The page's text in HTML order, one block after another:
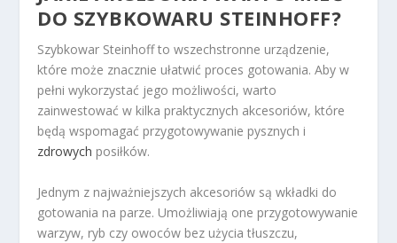
DO SZYBKOWARU STEINHOFF?
Szybkowar Steinhoff to wszechstronne urządzenie,
które może znacznie ułatwić proces gotowania. Aby w
pełni wykorzystać jego możliwości, warto
zainwestować w kilka praktycznych akcesoriów, które
będą wspomagać przygotowywanie pysznych i
zdrowych posiłków.
Jednym z najważniejszych akcesoriów są wkładki do
gotowania na parze. Umożliwiają one przygotowywanie
warzyw, ryb czy owoców bez użycia tłuszczu,